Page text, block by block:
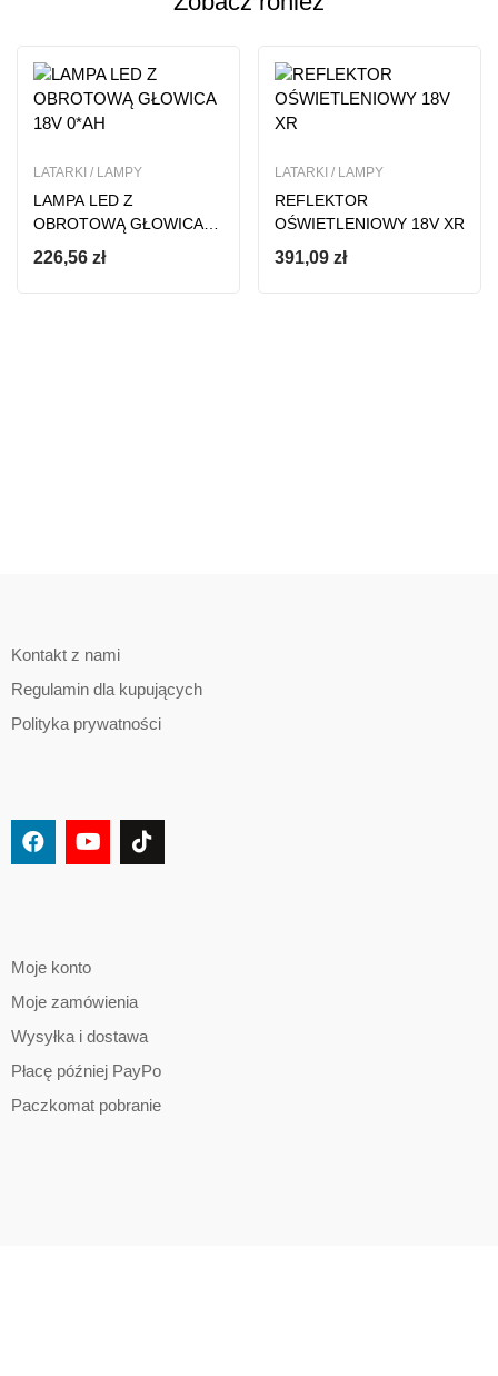
Ten produkt nie ma jeszcze opinii
LATARKI / LAMPY
LAMPA LED Z
OBROTOWĄ GŁOWICA
18V 0*AH
226,56 zł
LATARKI / LAMPY
REFLEKTOR
OŚWIETLENIOWY 18V XR
391,09 zł
Kontakt z nami
Regulamin dla kupujących
Polityka prywatności
Moje konto
Moje zamówienia
Wysyłka i dostawa
Płacę później PayPo
Paczkomat pobranie